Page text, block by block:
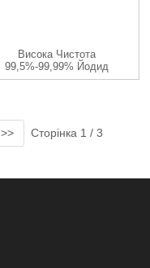
Висока Чистота
99,5%-99,99% Йодид
Лютецію LuI3 C...
>> Сторінка 1 / 3